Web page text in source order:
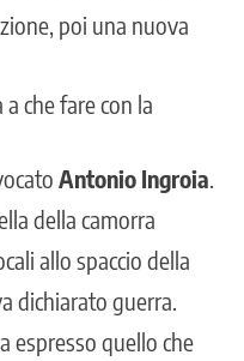
poi una nuova
che fare con la
Antonio Ingroia
della camorra
allo spaccio della
dichiarato guerra.
espresso quello che